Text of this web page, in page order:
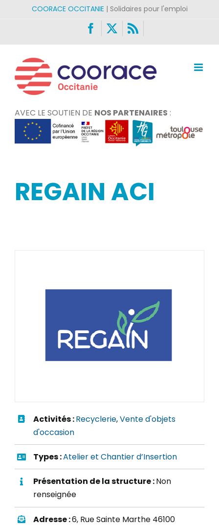
COORACE OCCITANIE | Solidaires pour l'emploi
FacebookRss
AVEC LE SOUTIEN DE NOS PARTENAIRES :
REGAIN ACI
Activités :Recyclerie,Vente d'objets
d'occasion
Types :Atelier et Chantier d’Insertion
Présentation de la structure :Non
renseignée
Adresse :6, Rue Sainte Marthe 46100